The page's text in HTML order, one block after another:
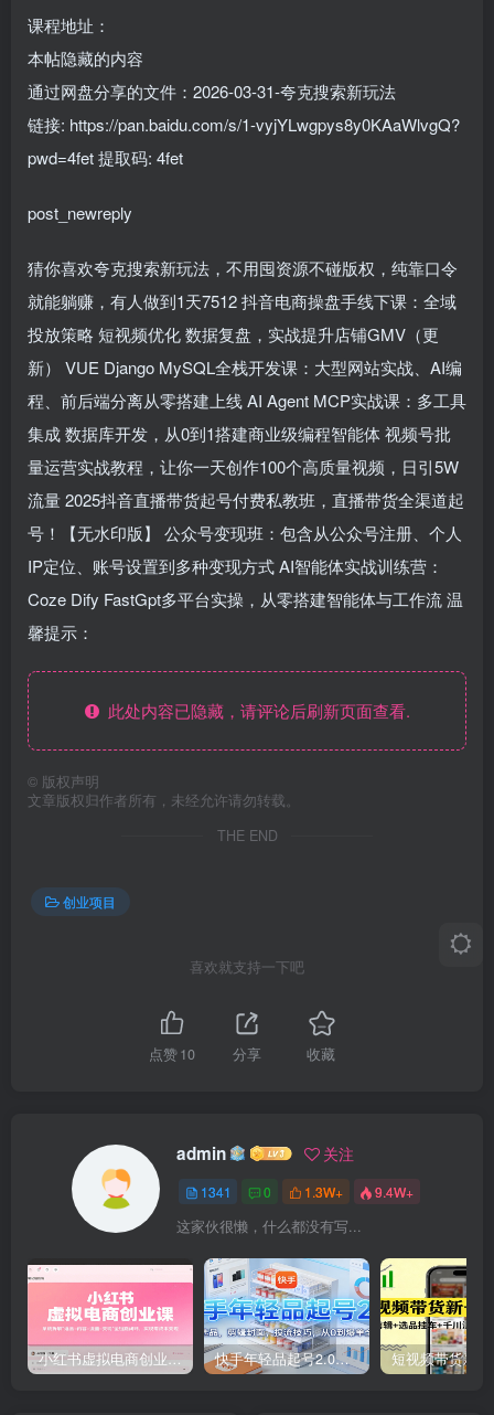
课程地址：
本帖隐藏的内容
通过网盘分享的文件：2026-03-31-夸克搜索新玩法
链接: https://pan.baidu.com/s/1-vyjYLwgpys8y0KAaWlvgQ?
pwd=4fet 提取码: 4fet
post_newreply
猜你喜欢夸克搜索新玩法，不用囤资源不碰版权，纯靠口令
就能躺赚，有人做到1天7512 抖音电商操盘手线下课：全域
投放策略 短视频优化 数据复盘，实战提升店铺GMV（更
新） VUE Django MySQL全栈开发课：大型网站实战、AI编
程、前后端分离从零搭建上线 AI Agent MCP实战课：多工具
集成 数据库开发，从0到1搭建商业级编程智能体 视频号批
量运营实战教程，让你一天创作100个高质量视频，日引5W
流量 2025抖音直播带货起号付费私教班，直播带货全渠道起
号！【无水印版】 公众号变现班：包含从公众号注册、个人
IP定位、账号设置到多种变现方式 AI智能体实战训练营：
Coze Dify FastGpt多平台实操，从零搭建智能体与工作流 温
馨提示：
此处内容已隐藏，请评论后刷新页面查看.
© 版权声明
文章版权归作者所有，未经允许请勿转载。
THE END
创业项目
喜欢就支持一下吧
点赞10 分享 收藏
admin 关注
1341 0 1.3W+ 9.4W+
这家伙很懒，什么都没有写...
小红书虚拟电商创业课，系统拆解选品-内容-流量-变现，实现零成本变现 快手年轻品起号2.0：养号选品，剪辑封面，投流技巧，从0到爆单全流程